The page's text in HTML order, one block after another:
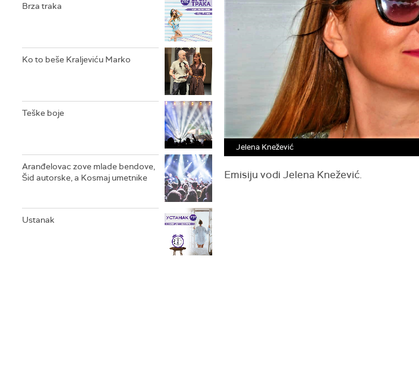
Brza traka
Ko to beše Kraljeviću Marko
Teške boje
Aranđelovac zove mlade bendove,
Šid autorske, a Kosmaj umetnike
Ustanak
Jelena Knežević
Emisiju vodi Jelena Knežević.